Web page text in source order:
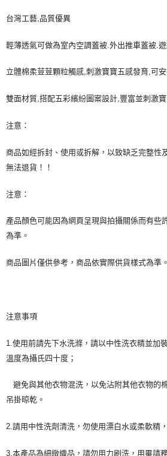
【注意事項】
易，需依本服務之必要範圍內提供個人資料，並
https://aftee.tw/terms/#terms3
「AFTEE先享後付」，若未經同意申辦者引起之
時審查核予不同之上限額度；若仍有額度不足之
５．嚴禁一人註冊多個帳號或使用他人資訊註
宅配
每筆NT$150，滿NT$890(含以上)免運費
台灣工藝,品質優異
輕薄透氣可做為室內空調蓋被.外出推車蓋被.
立體棉柔荳荳顆粒觸感,刺激寶寶五感發育,可
雙面材質,搭配五彩繽紛圖案設計,豐富並刺激
注意：
商品如經拆封、使用或拆解，以致缺乏完整性
無法退貨！！
注意：
產品顏色可能因為網頁呈現與拍攝關係而有些
為準。
商品圖片僅供參考，商品依實際供貨樣式為準。
注意事項
1.使用前請先下水洗滌，請以中性洗衣精並加
溫度為攝氏四十度；
避免與其他衣物混洗，以免沾附其他衣物的
吊掛晾乾。
2.請用中性洗劑清洗，勿使用漂白水或柔軟精
3.本產品為細緻織品，請勿用力刷洗，用畢請